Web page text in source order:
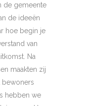
de gemeente
de ideeën
hoe begin je
van
Na
maakten zij
bewoners
hebben we